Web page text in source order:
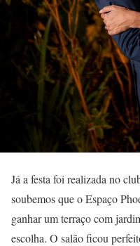
Já a festa foi realizada no
soubemos que o Espaço
ganhar um terraço com
escolha. O salão ficou